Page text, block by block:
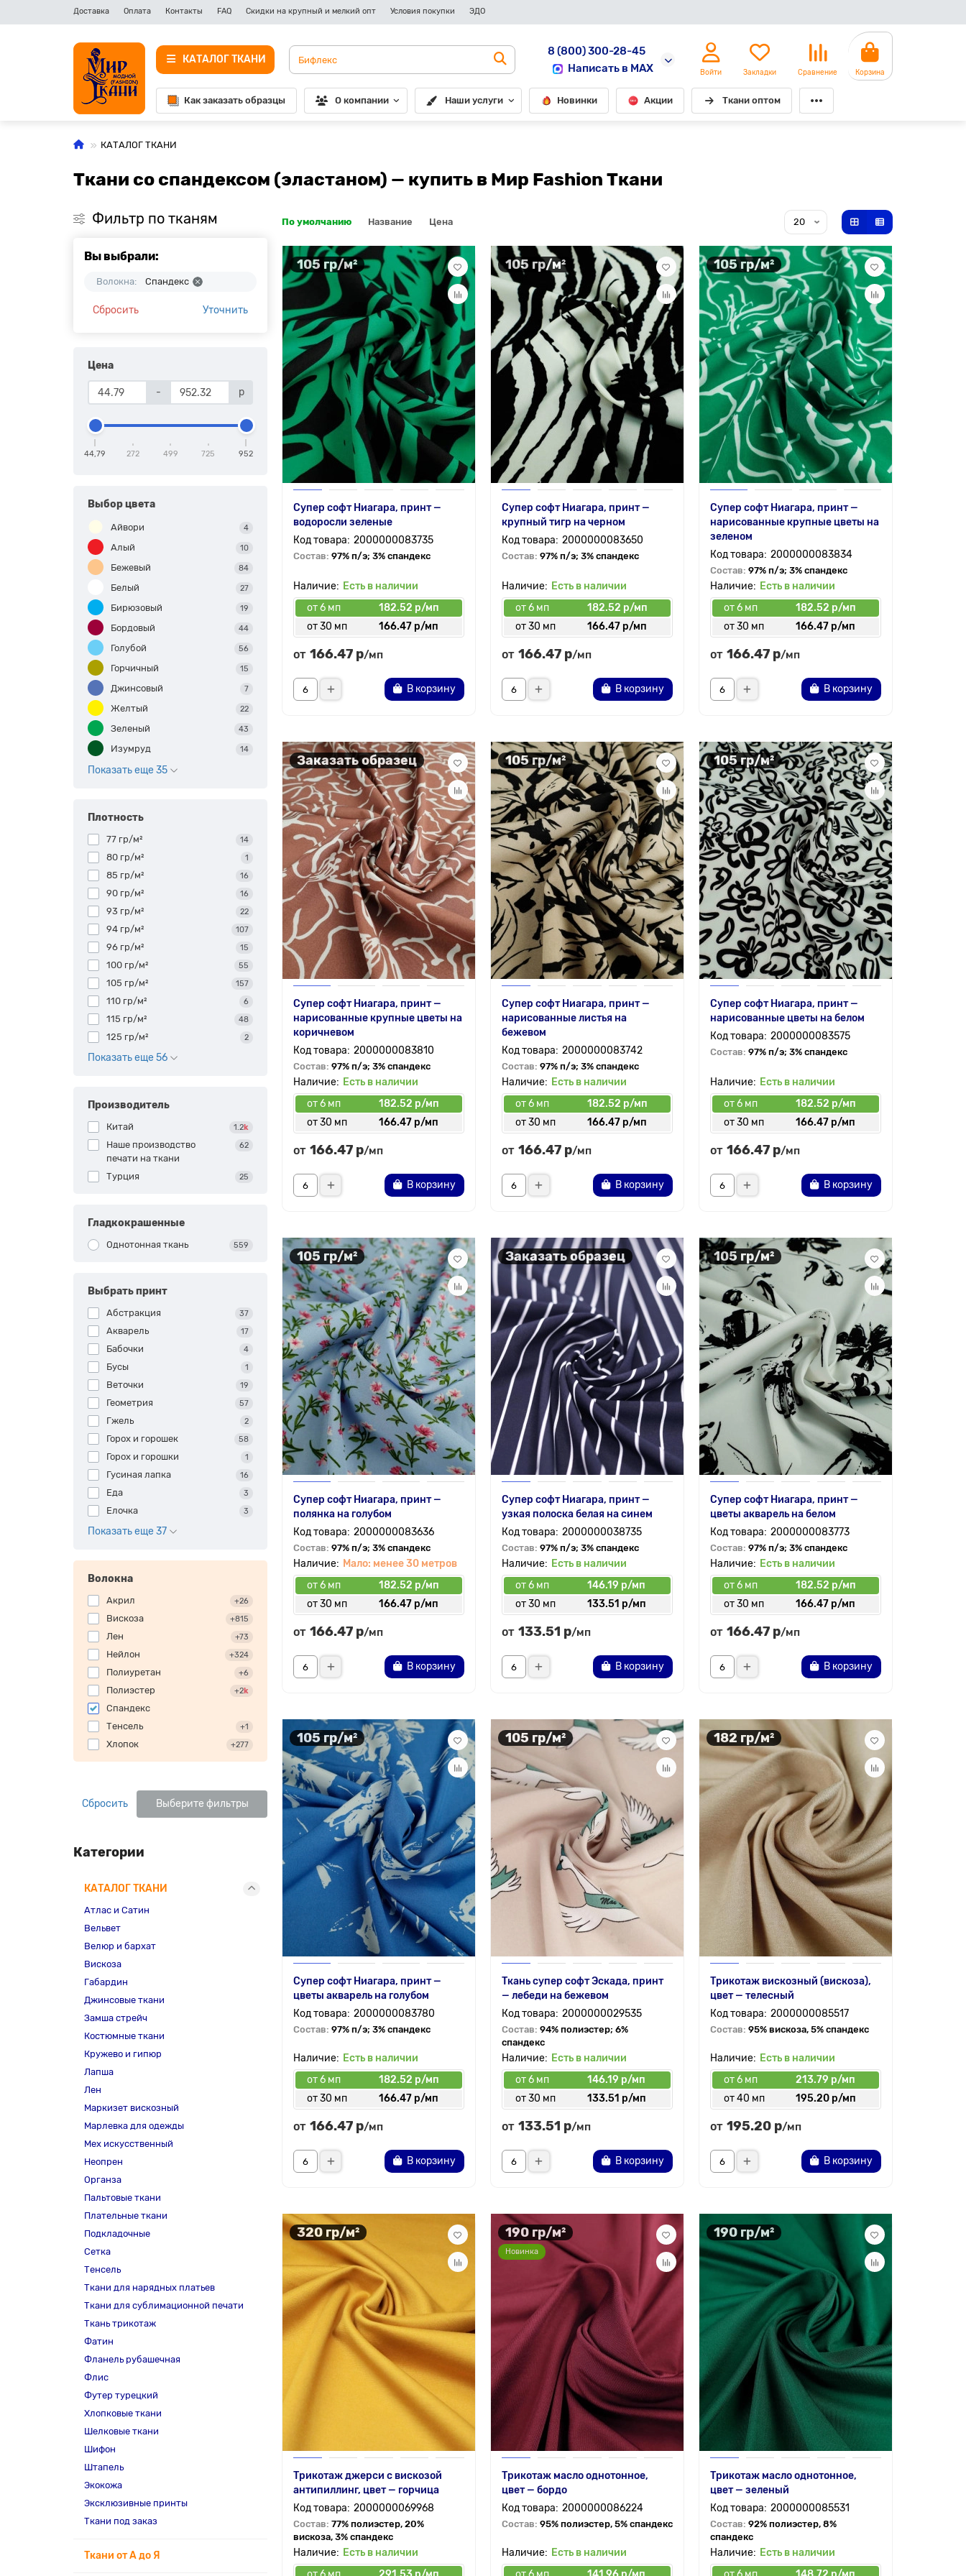
Доставка Оплата Контакты FAQ Скидки на крупный и мелкий опт Условия покупки ЭДО
КАТАЛОГ ТКАНИ
8 (800) 300-28-45
Написать в MAX
Войти Закладки Сравнение Корзина
Как заказать образцы О компании Наши услуги Новинки Акции Ткани оптом
КАТАЛОГ ТКАНИ
Ткани со спандексом (эластаном) — купить в Мир Fashion Ткани
Фильтр по тканям
Вы выбрали:
Волокна: Спандекс
Сбросить Уточнить
Цена
- р
44,79 272 499 725 952
Выбор цвета
Айвори 4
Алый 10
Бежевый 84
Белый 27
Бирюзовый 19
Бордовый 44
Голубой 56
Горчичный 15
Джинсовый 7
Желтый 22
Зеленый 43
Изумруд 14
Показать еще 35
Плотность
77 гр/м² 14
80 гр/м² 1
85 гр/м² 16
90 гр/м² 16
93 гр/м² 22
94 гр/м² 107
96 гр/м² 15
100 гр/м² 55
105 гр/м² 157
110 гр/м² 6
115 гр/м² 48
125 гр/м² 2
Показать еще 56
Производитель
Китай 1.2k
Наше производство
печати на ткани
62
Турция 25
Гладкокрашенные
Однотонная ткань 559
Выбрать принт
Абстракция 37
Акварель 17
Бабочки 4
Бусы 1
Веточки 19
Геометрия 57
Гжель 2
Горох и горошек 58
Горох и горошки 1
Гусиная лапка 16
Еда 3
Елочка 3
Показать еще 37
Волокна
Акрил +26
Вискоза +815
Лен +73
Нейлон +324
Полиуретан +6
Полиэстер +2k
Спандекс
Тенсель
+1
Хлопок +277
Сбросить Выберите фильтры
Категории
КАТАЛОГ ТКАНИ
Атлас и Сатин
Вельвет
Велюр и бархат
Вискоза
Габардин
Джинсовые ткани
Замша стрейч
Костюмные ткани
Кружево и гипюр
Лапша
Лен
Маркизет вискозный
Марлевка для одежды
Мех искусственный
Неопрен
Органза
Пальтовые ткани
Плательные ткани
Подкладочные
Сетка
Тенсель
Ткани для нарядных платьев
Ткани для сублимационной печати
Ткань трикотаж
Фатин
Фланель рубашечная
Флис
Футер турецкий
Хлопковые ткани
Шелковые ткани
Шифон
Штапель
Экокожа
Эксклюзивные принты
Ткани под заказ
Ткани от А до Я
По умолчанию Название Цена
105 гр/м²
Супер софт Ниагара, принт —
водоросли зеленые
2000000083735
Состав: 97% п/э; 3% спандекс
Есть в наличии
от 6 мп
182.52 р/мп
от 30 мп
166.47 р/мп
от 166.47 р/мп
В корзину
105 гр/м²
Супер софт Ниагара, принт —
крупный тигр на черном
2000000083650
Состав: 97% п/э; 3% спандекс
Есть в наличии
от 6 мп
182.52 р/мп
от 30 мп
166.47 р/мп
от 166.47 р/мп
В корзину
105 гр/м²
Супер софт Ниагара, принт —
нарисованные крупные цветы на
зеленом
2000000083834
Состав: 97% п/э; 3% спандекс
Есть в наличии
от 6 мп
182.52 р/мп
от 30 мп
166.47 р/мп
от 166.47 р/мп
В корзину
Заказать образец
Супер софт Ниагара, принт —
нарисованные крупные цветы на
коричневом
2000000083810
Состав: 97% п/э; 3% спандекс
Есть в наличии
от 6 мп
182.52 р/мп
от 30 мп
166.47 р/мп
от 166.47 р/мп
В корзину
105 гр/м²
Супер софт Ниагара, принт —
нарисованные листья на
бежевом
2000000083742
Состав: 97% п/э; 3% спандекс
Есть в наличии
от 6 мп
182.52 р/мп
от 30 мп
166.47 р/мп
от 166.47 р/мп
В корзину
105 гр/м²
Супер софт Ниагара, принт —
нарисованные цветы на белом
2000000083575
Состав: 97% п/э; 3% спандекс
Есть в наличии
от 6 мп
182.52 р/мп
от 30 мп
166.47 р/мп
от 166.47 р/мп
В корзину
105 гр/м²
Супер софт Ниагара, принт —
полянка на голубом
2000000083636
Состав: 97% п/э; 3% спандекс
Мало: менее 30 метров
от 6 мп
182.52 р/мп
от 30 мп
166.47 р/мп
от 166.47 р/мп
В корзину
Заказать образец
Супер софт Ниагара, принт —
узкая полоска белая на синем
2000000038735
Состав: 97% п/э; 3% спандекс
Есть в наличии
от 6 мп
146.19 р/мп
от 30 мп
133.51 р/мп
от 133.51 р/мп
В корзину
105 гр/м²
Супер софт Ниагара, принт —
цветы акварель на белом
2000000083773
Состав: 97% п/э; 3% спандекс
Есть в наличии
от 6 мп
182.52 р/мп
от 30 мп
166.47 р/мп
от 166.47 р/мп
В корзину
105 гр/м²
Супер софт Ниагара, принт —
цветы акварель на голубом
2000000083780
Состав: 97% п/э; 3% спандекс
Есть в наличии
от 6 мп
182.52 р/мп
от 30 мп
166.47 р/мп
от 166.47 р/мп
В корзину
105 гр/м²
Ткань супер софт Эскада, принт
— лебеди на бежевом
2000000029535
Состав: 94% полиэстер; 6%
спандекс
Есть в наличии
от 6 мп
146.19 р/мп
от 30 мп
133.51 р/мп
от 133.51 р/мп
В корзину
182 гр/м²
Трикотаж вискозный (вискоза),
цвет — телесный
2000000085517
Состав: 95% вискоза, 5% спандекс
Есть в наличии
от 6 мп
213.79 р/мп
от 40 мп
195.20 р/мп
от 195.20 р/мп
В корзину
320 гр/м²
Трикотаж джерси с вискозой
антипиллинг, цвет — горчица
2000000069968
Состав: 77% полиэстер, 20%
вискоза, 3% спандекс
Есть в наличии
190 гр/м²
Новинка
Трикотаж масло однотонное,
цвет — бордо
2000000086224
Состав: 95% полиэстер, 5% спандекс
Есть в наличии
190 гр/м²
Трикотаж масло однотонное,
цвет — зеленый
2000000085531
Состав: 92% полиэстер, 8%
спандекс
Есть в наличии